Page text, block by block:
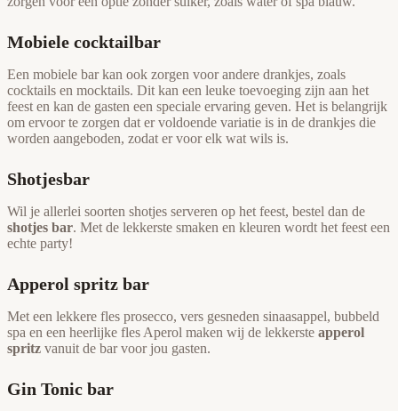
Mobiele cocktailbar
Een mobiele bar kan ook zorgen voor andere drankjes, zoals
cocktails en mocktails. Dit kan een leuke toevoeging zijn aan het
feest en kan de gasten een speciale ervaring geven. Het is belangrijk
om ervoor te zorgen dat er voldoende variatie is in de drankjes die
worden aangeboden, zodat er voor elk wat wils is.
Shotjesbar
Wil je allerlei soorten shotjes serveren op het feest, bestel dan de
shotjes bar. Met de lekkerste smaken en kleuren wordt het feest een
echte party!
Apperol spritz bar
Met een lekkere fles prosecco, vers gesneden sinaasappel, bubbeld
spa en een heerlijke fles Aperol maken wij de lekkerste apperol
spritz vanuit de bar voor jou gasten.
Gin Tonic bar